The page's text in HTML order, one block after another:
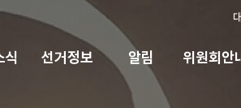
식 선거정보 알림 위원회안